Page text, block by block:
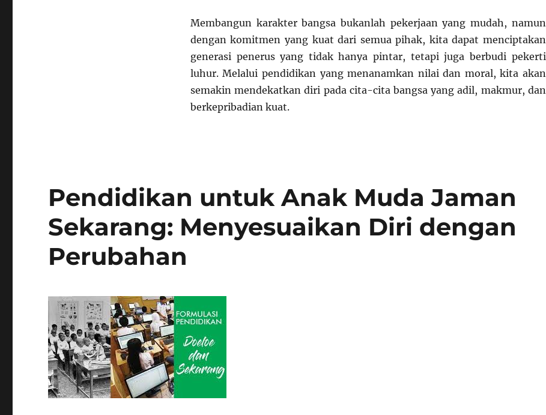
Membangun karakter bangsa bukanlah pekerjaan yang mudah, namun
dengan komitmen yang kuat dari semua pihak, kita dapat menciptakan
generasi penerus yang tidak hanya pintar, tetapi juga berbudi pekerti
luhur. Melalui pendidikan yang menanamkan nilai dan moral, kita akan
semakin mendekatkan diri pada cita-cita bangsa yang adil, makmur, dan
berkepribadian kuat.
Pendidikan untuk Anak Muda Jaman
Sekarang: Menyesuaikan Diri dengan
Perubahan